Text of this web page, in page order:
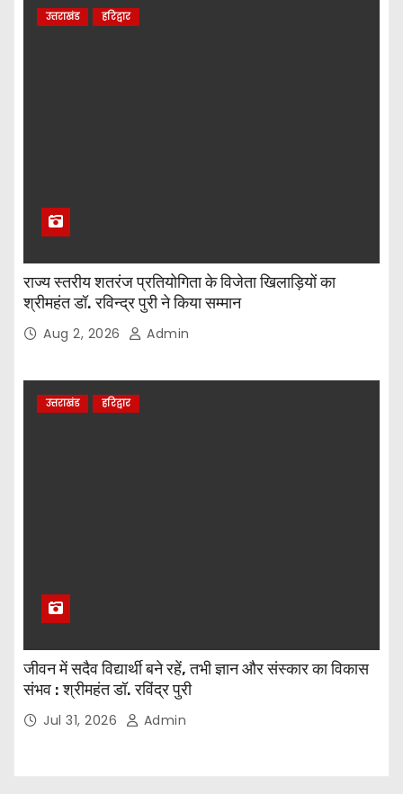
उत्तराखंड हरिद्वार
राज्य स्तरीय शतरंज प्रतियोगिता के विजेता खिलाड़ियों का
श्रीमहंत डॉ. रविन्द्र पुरी ने किया सम्मान
Aug 2, 2026 Admin
उत्तराखंड हरिद्वार
जीवन में सदैव विद्यार्थी बने रहें, तभी ज्ञान और संस्कार का विकास
संभव : श्रीमहंत डॉ. रविंद्र पुरी
Jul 31, 2026 Admin